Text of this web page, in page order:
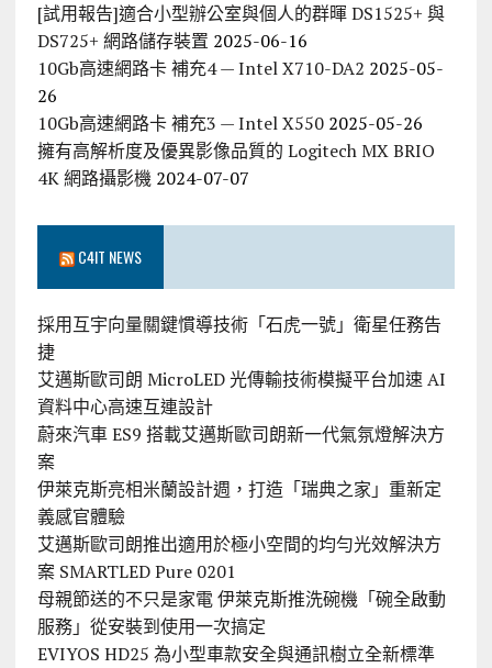
[試用報告]適合小型辦公室與個人的群暉 DS1525+ 與
DS725+ 網路儲存裝置 2025-06-16
10Gb高速網路卡 補充4 — Intel X710-DA2 2025-05-
26
10Gb高速網路卡 補充3 — Intel X550 2025-05-26
擁有高解析度及優異影像品質的 Logitech MX BRIO
4K 網路攝影機 2024-07-07
C4IT NEWS
採用互宇向量關鍵慣導技術「石虎一號」衛星任務告
捷
艾邁斯歐司朗 MicroLED 光傳輸技術模擬平台加速 AI
資料中心高速互連設計
蔚來汽車 ES9 搭載艾邁斯歐司朗新一代氣氛燈解決方
案
伊萊克斯亮相米蘭設計週，打造「瑞典之家」重新定
義感官體驗
艾邁斯歐司朗推出適用於極小空間的均勻光效解決方
案 SMARTLED Pure 0201
母親節送的不只是家電 伊萊克斯推洗碗機「碗全啟動
服務」從安裝到使用一次搞定
EVIYOS HD25 為小型車款安全與通訊樹立全新標準